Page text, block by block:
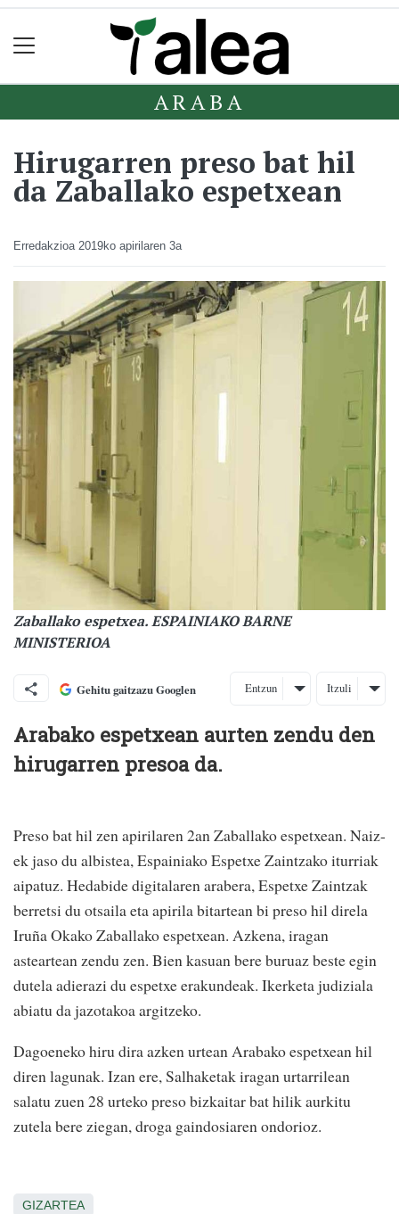
ARABA
Hirugarren preso bat hil
da Zaballako espetxean
Erredakzioa 2019ko apirilaren 3a
Zaballako espetxea. ESPAINIAKO BARNE
MINISTERIOA
Gehitu gaitzazu Googlen Entzun Itzuli
Arabako espetxean aurten zendu den
hirugarren presoa da.
Preso bat hil zen apirilaren 2an Zaballako espetxean. Naiz-
ek jaso du albistea, Espainiako Espetxe Zaintzako iturriak
aipatuz. Hedabide digitalaren arabera, Espetxe Zaintzak
berretsi du otsaila eta apirila bitartean bi preso hil direla
Iruña Okako Zaballako espetxean. Azkena, iragan
asteartean zendu zen. Bien kasuan bere buruaz beste egin
dutela adierazi du espetxe erakundeak. Ikerketa judiziala
abiatu da jazotakoa argitzeko.
Dagoeneko hiru dira azken urtean Arabako espetxean hil
diren lagunak. Izan ere, Salhaketak iragan urtarrilean
salatu zuen 28 urteko preso bizkaitar bat hilik aurkitu
zutela bere ziegan, droga gaindosiaren ondorioz.
GIZARTEA